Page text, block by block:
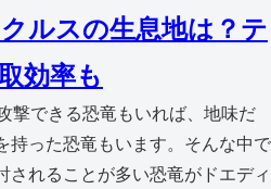
ルスの生息地は？テ
効率も
撃できる恐竜もいれば、地味だ
持った恐竜もいます。そんな中で
されることが多い恐竜がドエディ